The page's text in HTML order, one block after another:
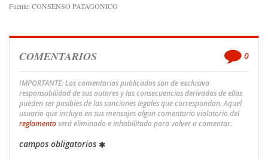
Fuente: CONSENSO PATAGONICO
COMENTARIOS 0
IMPORTANTE: Los comentarios publicados son de exclusiva
responsabilidad de sus autores y las consecuencias derivadas de ellas
pueden ser pasibles de las sanciones legales que correspondan. Aquel
usuario que incluya en sus mensajes algun comentario violatorio del
reglamentoserá eliminado e inhabilitado para volver a comentar.
campos obligatorios